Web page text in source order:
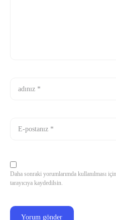
Daha sonraki yorumlarımda kullanılması
tarayıcıya kaydedilsin.